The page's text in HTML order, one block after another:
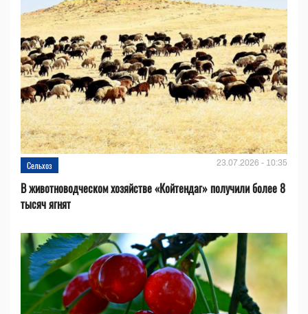
Сельхоз 23.07.2026 - 10:35
В животноводческом хозяйстве «Койтендаг» получили более 8
тысяч ягнят